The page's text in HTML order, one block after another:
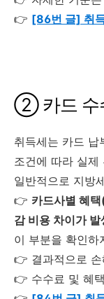
👉 [86번 글] 취
② 카드 수
취득세는 카드 납
조건에 따라 실제
일반적으로 지방
👉 카드사별 혜
감 비용 차이가
이 부분을 확인하
👉 결과적으로
👉 수수료 및 혜